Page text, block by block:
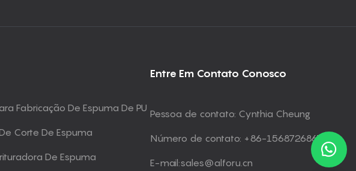
Fabricação De Espuma De PU
Corte De Espuma
De Espuma
Entre Em Contato Conosco
Pessoa de contato: Cynthia Cheung
Número de contato: +86-15687268672
E-mail:sales@alforu.cn